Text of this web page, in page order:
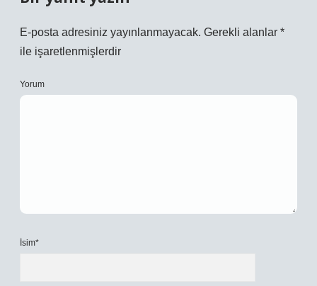
E-posta adresiniz yayınlanmayacak. Gerekli alanlar *
ile işaretlenmişlerdir
Yorum
İsim*